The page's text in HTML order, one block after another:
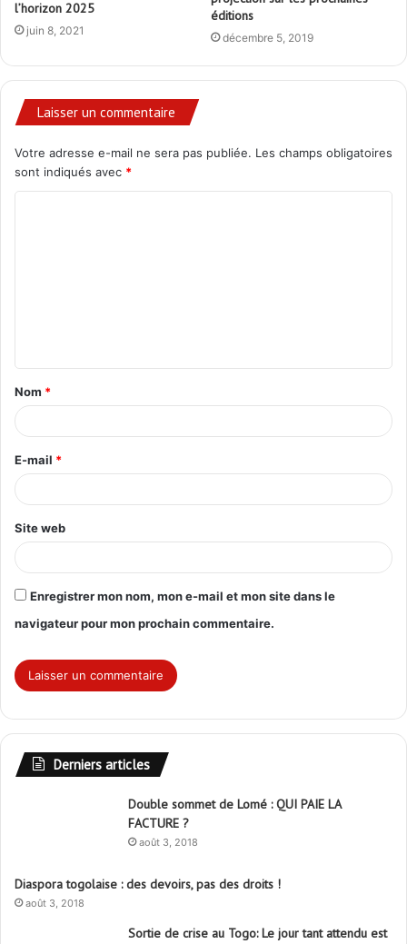
l’horizon 2025
juin 8, 2021
éditions
décembre 5, 2019
Laisser un commentaire
Votre adresse e-mail ne sera pas publiée. Les champs obligatoires
sont indiqués avec *
t
a
e
*
Nom *
E-mail *
Site web
Enregistrer mon nom, mon e-mail et mon site dans le
navigateur pour mon prochain commentaire.
Derniers articles
Double sommet de Lomé : QUI PAIE LA
FACTURE ?
août 3, 2018
Diaspora togolaise : des devoirs, pas des droits !
août 3, 2018
Sortie de crise au Togo: Le jour tant attendu est